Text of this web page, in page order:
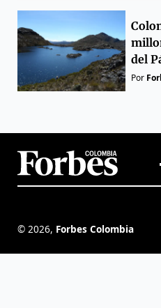
del
Por
© 2026, Forbes Colombia